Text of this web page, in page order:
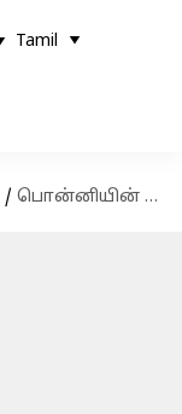
Tamil
/ பொன்னியின் செல்வன் அப்டேட், படத்தின் ஸ்பாய்லரான மொமெண்ட்!